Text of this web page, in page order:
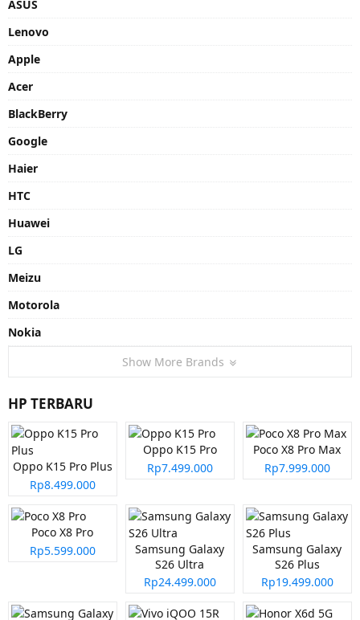
ASUS
Lenovo
Apple
Acer
BlackBerry
Google
Haier
HTC
Huawei
LG
Meizu
Motorola
Nokia
Show More Brands
HP TERBARU
Oppo K15 Pro Plus
Rp8.499.000
Oppo K15 Pro
Rp7.499.000
Poco X8 Pro Max
Rp7.999.000
Poco X8 Pro
Rp5.599.000
Samsung Galaxy
S26 Ultra
Rp24.499.000
Samsung Galaxy
S26 Plus
Rp19.499.000